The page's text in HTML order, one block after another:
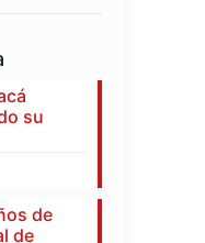
su
de
de